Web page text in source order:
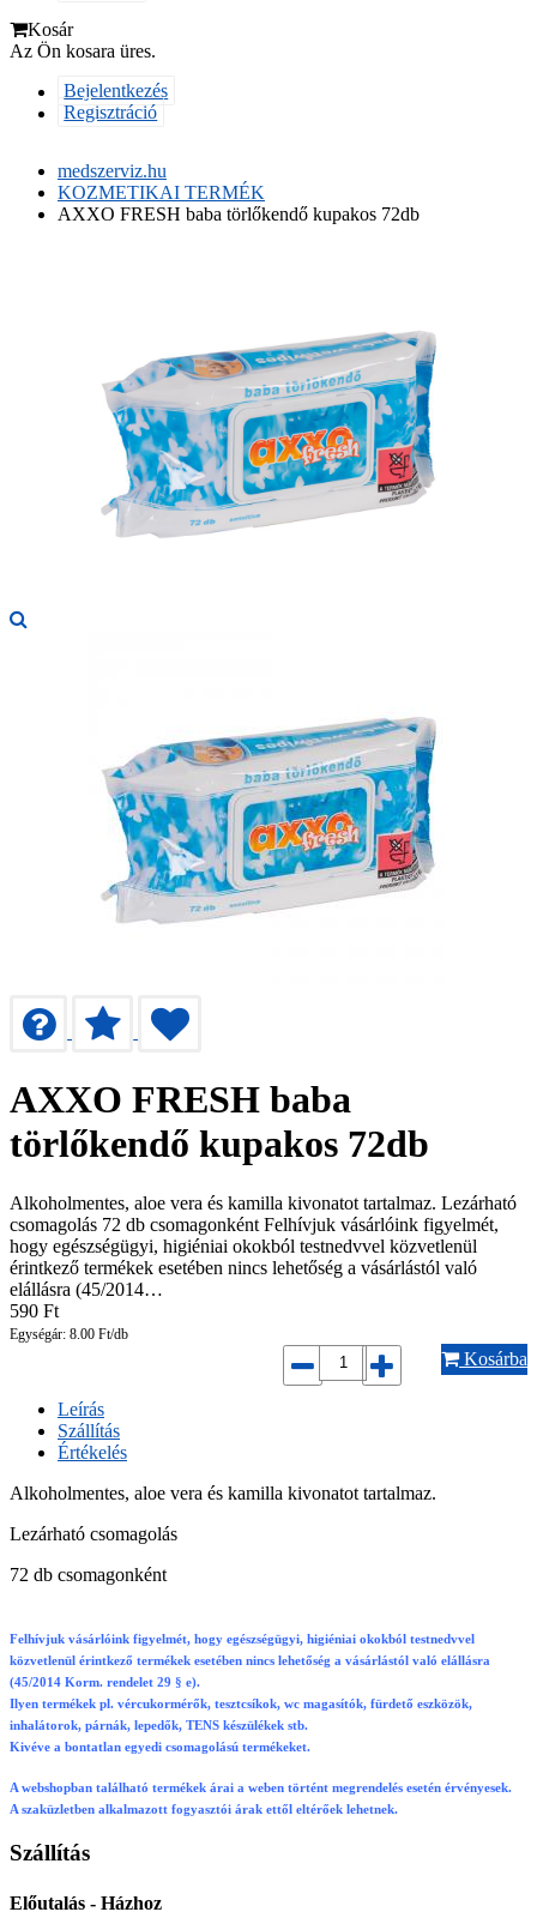
Kosár
Az Ön kosara üres.
Bejelentkezés
Regisztráció
medszerviz.hu
KOZMETIKAI TERMÉK
AXXO FRESH baba törlőkendő kupakos 72db
AXXO FRESH baba
törlőkendő kupakos 72db
Alkoholmentes, aloe vera és kamilla kivonatot tartalmaz. Lezárható
csomagolás 72 db csomagonként Felhívjuk vásárlóink figyelmét,
hogy egészségügyi, higiéniai okokból testnedvvel közvetlenül
érintkező termékek esetében nincs lehetőség a vásárlástól való
elállásra (45/2014…
590 Ft
Egységár: 8.00 Ft/db
Kosárba
Leírás
Szállítás
Értékelés
Alkoholmentes, aloe vera és kamilla kivonatot tartalmaz.
Lezárható csomagolás
72 db csomagonként
Felhívjuk vásárlóink figyelmét, hogy egészségügyi, higiéniai okokból testnedvvel
közvetlenül érintkező termékek esetében nincs lehetőség a vásárlástól való elállásra
(45/2014 Korm. rendelet 29 § e).
Ilyen termékek pl. vércukormérők, tesztcsíkok, wc magasítók, fürdető eszközök,
inhalátorok, párnák, lepedők, TENS készülékek stb.
Kivéve a bontatlan egyedi csomagolású termékeket.
A webshopban található termékek árai a weben történt megrendelés esetén érvényesek.
A szaküzletben alkalmazott fogyasztói árak ettől eltérőek lehetnek.
Szállítás
Előutalás - Házhoz